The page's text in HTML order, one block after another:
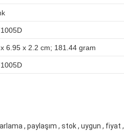
6.95 x 2.2 cm; 181.44 gram
, paylaşım , stok , uygun , fiyat ,